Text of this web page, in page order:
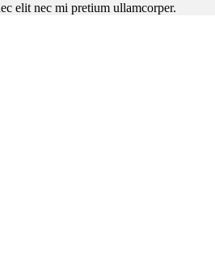
elit nec mi pretium ullamcorper.